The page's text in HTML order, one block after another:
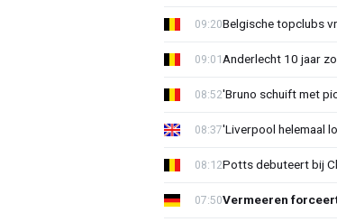
Belgische topclubs
09:20
Anderlecht 10 jaar
09:01
'Bruno schuift met
08:52
'Liverpool helemaal
08:37
Potts debuteert bij
08:12
Vermeeren
07:50